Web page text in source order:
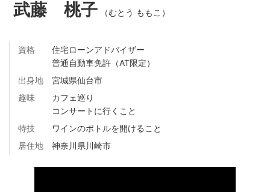
武藤 桃子 （むとう ももこ）
資格
住宅ローンアドバイザー
普通自動車免許（AT限定）
出身地
宮城県仙台市
趣味
カフェ巡り
コンサートに行くこと
特技
ワインのボトルを開けること
居住地
神奈川県川崎市